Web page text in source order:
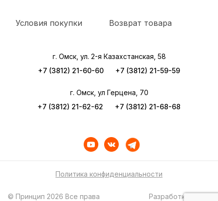
Условия покупки Возврат товара
г. Омск, ул. 2-я Казахстанская, 58
+7 (3812) 21-60-60
+7 (3812) 21-59-59
г. Омск, ул Герцена, 70
+7 (3812) 21-62-62
+7 (3812) 21-68-68
Политика конфиденциальности
© Принцип 2026 Все права Разработка сайта